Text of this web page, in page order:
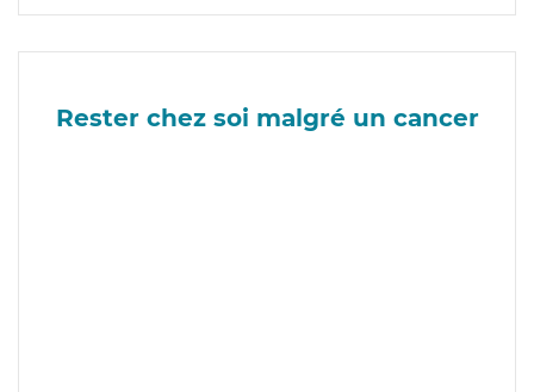
Rester chez soi malgré un cancer